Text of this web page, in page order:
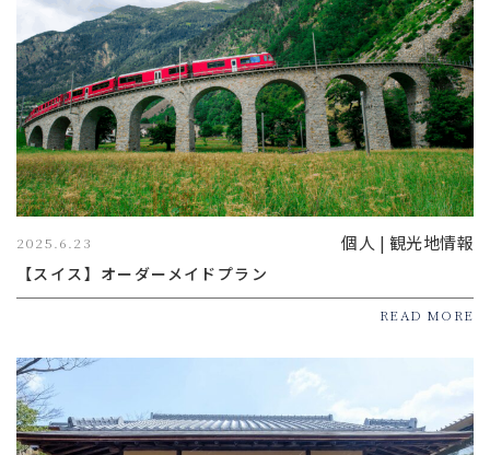
2025.6.23 個人 | 観光地情報
【スイス】オーダーメイドプラン
READ MORE